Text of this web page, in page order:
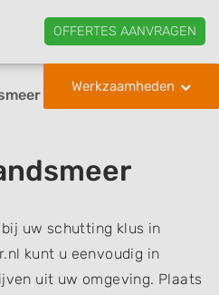
OFFERTES AANVRAGEN
Werkzaamheden
uw schutting klus in
kunt u eenvoudig in
uit uw omgeving. Plaats